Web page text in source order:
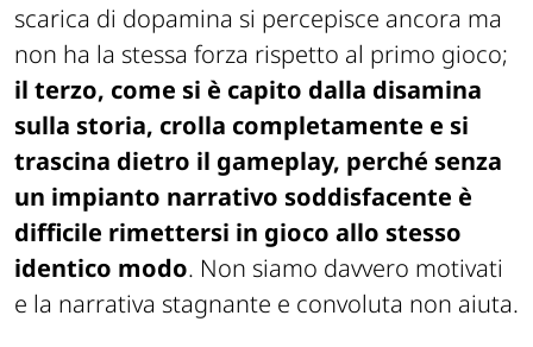
scarica di dopamina si percepisce ancora ma
non ha la stessa forza rispetto al primo gioco;
il terzo, come si è capito dalla disamina
sulla storia, crolla completamente e si
trascina dietro il gameplay, perché senza
un impianto narrativo soddisfacente è
difficile rimettersi in gioco allo stesso
identico modo. Non siamo davvero motivati
e la narrativa stagnante e convoluta non aiuta.